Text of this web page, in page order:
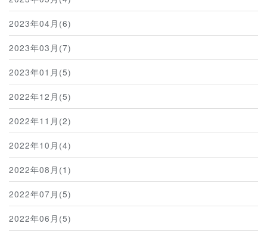
2023年04月(6)
2023年03月(7)
2023年01月(5)
2022年12月(5)
2022年11月(2)
2022年10月(4)
2022年08月(1)
2022年07月(5)
2022年06月(5)